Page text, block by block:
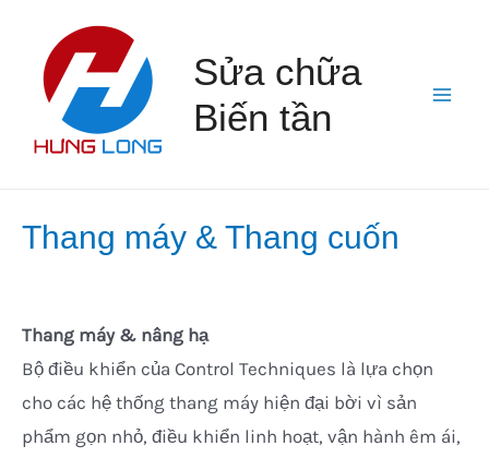
content
Sửa chữa
Biến tần
Thang máy & Thang cuốn
Thang máy & nâng hạ
Bộ điều khiển của Control Techniques là lựa chọn
cho các hệ thống thang máy hiện đại bời vì sản
phẩm gọn nhỏ, điều khiển linh hoạt, vận hành êm ái,